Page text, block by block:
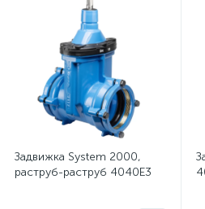
Задвижка System 2000,
раструб-раструб 4040E3